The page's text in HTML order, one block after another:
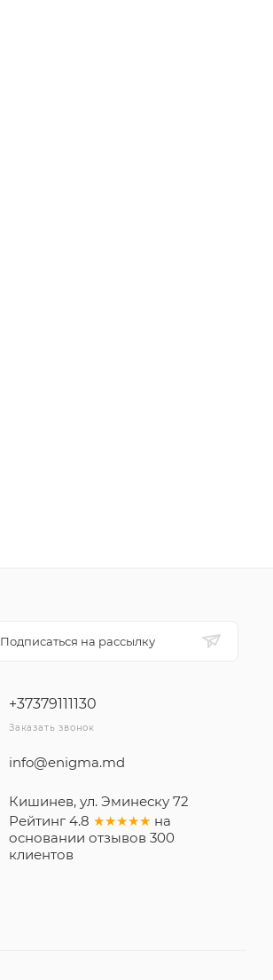
Подписаться на рассылку
+37379111130
Заказать звонок
info@enigma.md
Кишинев, ул. Эминеску 72
Рейтинг 4.8 ★★★★★ на
основании отзывов 300
клиентов